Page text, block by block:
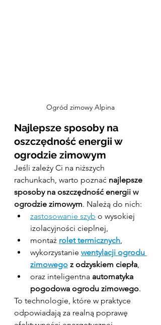
Ogród zimowy Alpina
Najlepsze sposoby na
oszczędność energii w
ogrodzie zimowym
Jeśli zależy Ci na niższych
rachunkach, warto poznać najlepsze
sposoby na oszczędność energii w
ogrodzie zimowym. Należą do nich:
zastosowanie szyb o wysokiej
izolacyjności cieplnej,
montaż rolet termicznych,
wykorzystanie wentylacji ogrodu
zimowego z odzyskiem ciepła,
oraz inteligentna automatyka
pogodowa ogrodu zimowego.
To technologie, które w praktyce
odpowiadają za realną poprawę